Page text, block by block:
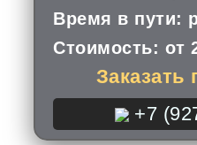
Время в пути:
Стоимость: от
Заказать
+7